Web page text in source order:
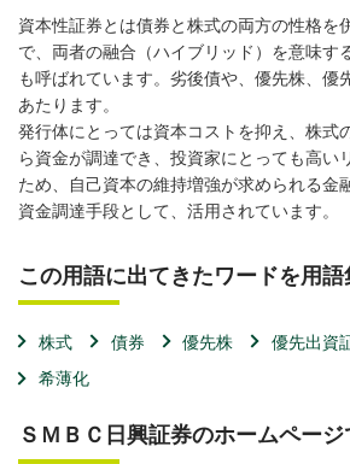
資本性証券とは債券と株式の両方の性格を
で、両者の融合（ハイブリッド）を意味す
も呼ばれています。劣後債や、優先株、優
あたります。
発行体にとっては資本コストを抑え、株式
ら資金が調達でき、投資家にとっても高い
ため、自己資本の維持増強が求められる金
資金調達手段として、活用されています。
この用語に出てきたワードを用語
株式 債券 優先株 優先出資
希薄化
ＳＭＢＣ日興証券のホームペー